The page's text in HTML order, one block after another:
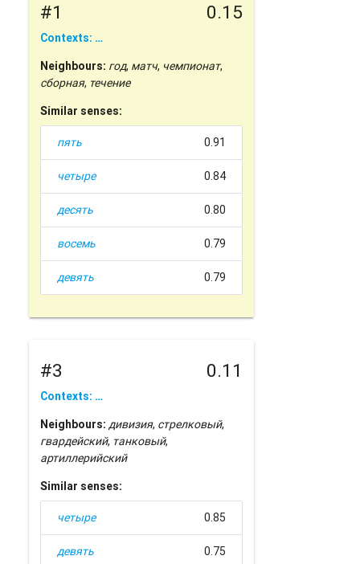
#1 0.15
Contexts: …
Neighbours: год, матч, чемпионат,
сборная, течение
Similar senses:
пять 0.91
четыре 0.84
десять 0.80
восемь 0.79
девять 0.79
#3 0.11
Contexts: …
Neighbours: дивизия, стрелковый,
гвардейский, танковый,
артиллерийский
Similar senses:
четыре 0.85
девять 0.75